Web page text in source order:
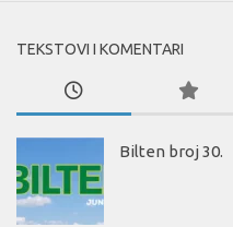
TEKSTOVI I KOMENTARI
Bilten broj 30.